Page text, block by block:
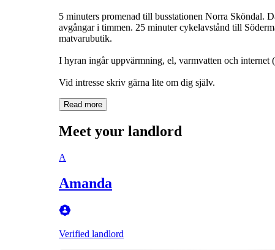
5 minuters promenad till busstationen Norra Sköndal.
avgångar i timmen. 25 minuter cykelavstånd till
matvarubutik.
I hyran ingår uppvärmning, el, varmvatten och internet
Vid intresse skriv gärna lite om dig själv.
Read more
Meet your landlord
A
Amanda
Verified landlord